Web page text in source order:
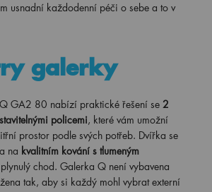
usnadní každodenní péči o sebe a to v
galerky
GA2 80 nabízí praktické řešení se 2
policemi, které vám umožní
prostor podle svých potřeb. Dvířka se
na kvalitním kování s tlumeným
chod. Galerka Q není vybavena
tak, aby si každý mohl vybrat externí